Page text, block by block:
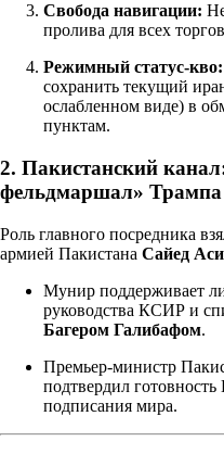
Свобода навигации:
пролива для всех
Режимный статус-кво:
сохранить текущий
ослабленном виде) в
пунктам.
2. Пакистанский
фельдмаршал» Трампа
Роль главного посредника
армией Пакистана Сайед
Мунир поддерживает
руководства КСИР и
Багером Галибафом.
Премьер-министр
подтвердил
подписания мира.